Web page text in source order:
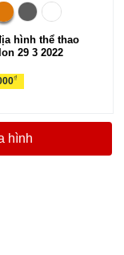
hình thể thao
29 3 2022
₫
hình